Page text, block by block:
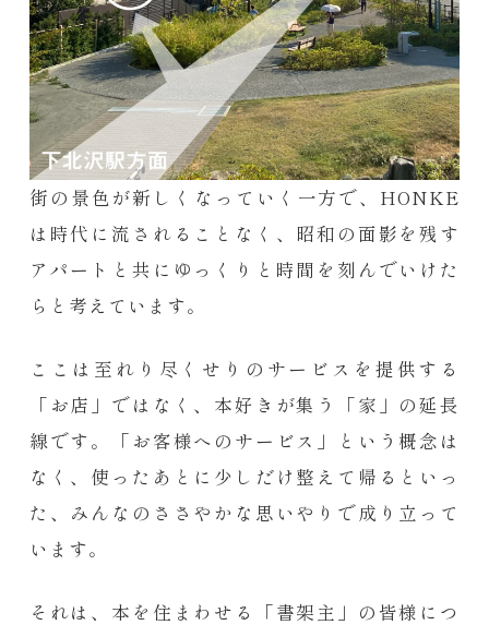
街の景色が新しくなっていく一方で、HONKE
は時代に流されることなく、昭和の面影を残す
アパートと共にゆっくりと時間を刻んでいけた
らと考えています。
ここは至れり尽くせりのサービスを提供する
「お店」ではなく、本好きが集う「家」の延長
線です。「お客様へのサービス」という概念は
なく、使ったあとに少しだけ整えて帰るといっ
た、みんなのささやかな思いやりで成り立って
います。
それは、本を住まわせる「書架主」の皆様につ